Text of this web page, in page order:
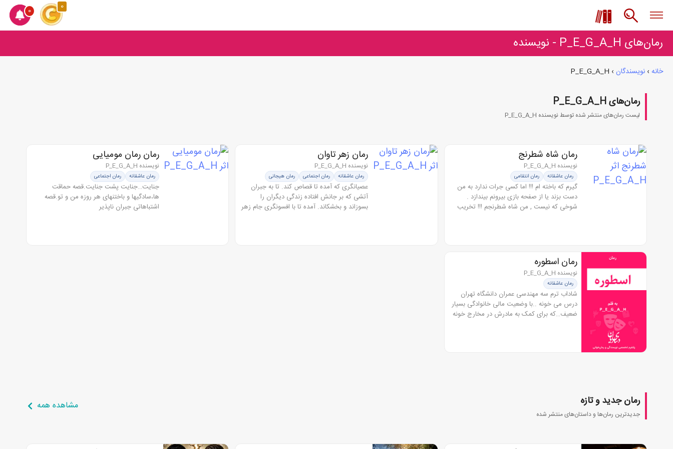
رمان‌های P_E_G_A_H - نویسنده
خانه › نویسندگان ›
P_E_G_A_H
رمان‌های P_E_G_A_H
لیست رمان‌های منتشر شده توسط نویسنده P_E_G_A_H
رمان شاه شطرنج
نویسنده P_E_G_A_H
رمان عاشقانه رمان انتقامی
گیرم که باخته ام !!! اما کسی جرات ندارد به من
دست بزند یا از صفحه بازی بیرونم بیندازد .
شوخی که نیست , من شاه شطرنجم !!! تخریب
رمان زهر تاوان
نویسنده P_E_G_A_H
رمان عاشقانه رمان اجتماعی رمان هیجانی
عصیانگری که آمده تا قصاص کند. تا به جبران
آتشی که بر جانش افتاده زندگی دیگران را
بسوزاند و بخشکاند. آمده تا با افسونگری جام زهر
رمان رمان مومیایی
نویسنده P_E_G_A_H
رمان عاشقانه رمان اجتماعی
جنایت…جنایت پشت جنایت.قصه حماقت
ها،سادگیها و باختنهای هر روزه من و تو.قصه
اشتباهاتی جبران ناپذیر
رمان اسطوره
نویسنده P_E_G_A_H
رمان عاشقانه
شاداب ترم سه مهندسی عمران دانشگاه تهران
درس می خونه ..با وضعیت مالی خانوادگی بسیار
ضعیف…که برای کمک به مادرش در مخارج خونه
رمان جدید و تازه
جدیدترین رمان‌ها و داستان‌های منتشر شده
مشاهده همه
0 0